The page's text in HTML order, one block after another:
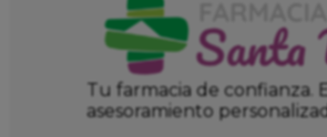
Tu farmacia de confianza.
asesoramiento